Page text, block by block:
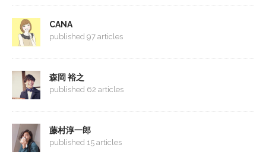
CANA
published 97 articles
森岡 裕之
published 62 articles
藤村淳一郎
published 15 articles